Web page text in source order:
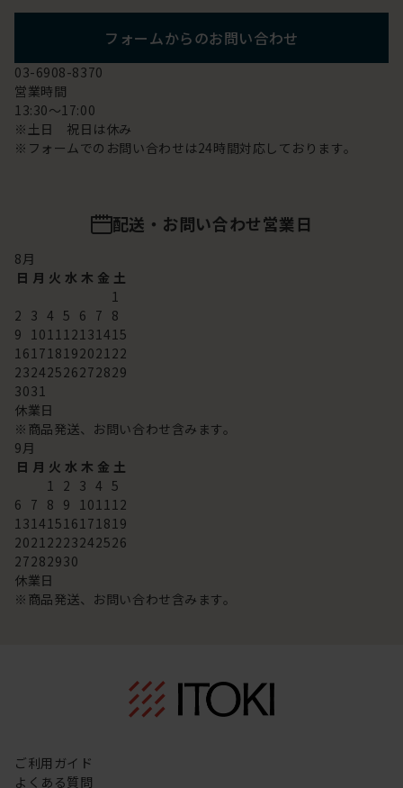
フォームからのお問い合わせ
03-6908-8370
営業時間
13:30～17:00
※土日 祝日は休み
※フォームでのお問い合わせは24時間対応しております。
配送・お問い合わせ営業日
8月
日 月 火 水 木 金 土
1
2 3 4 5 6 7 8
9 101112131415
16171819202122
23242526272829
3031
休業日
※商品発送、お問い合わせ含みます。
9月
日 月 火 水 木 金 土
1 2 3 4 5
6 7 8 9 101112
13141516171819
20212223242526
27282930
休業日
※商品発送、お問い合わせ含みます。
ご利用ガイド
よくある質問